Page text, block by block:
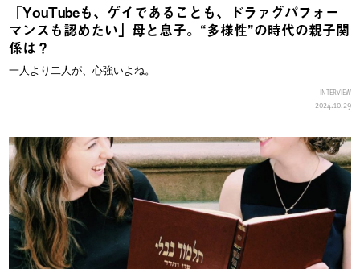
「YouTubeも、ゲイであることも、ドラァグパフォー
マンスも認めたい」母と息子。“多様性”の時代の親子関
係は？
一人より二人が、心強いよね。
INTERVIEW
2024.10.29